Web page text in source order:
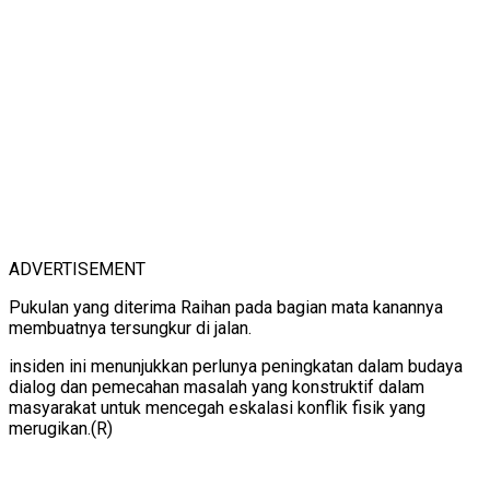
ADVERTISEMENT
Pukulan yang diterima Raihan pada bagian mata kanannya
membuatnya tersungkur di jalan.
insiden ini menunjukkan perlunya peningkatan dalam budaya
dialog dan pemecahan masalah yang konstruktif dalam
masyarakat untuk mencegah eskalasi konflik fisik yang
merugikan.(R)